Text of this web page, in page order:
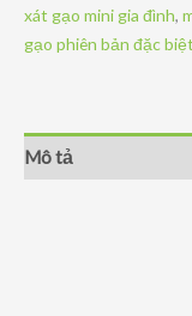
21
xát gạo mini gia đình,
gạo phiên bản đặc biệt
Mô tả